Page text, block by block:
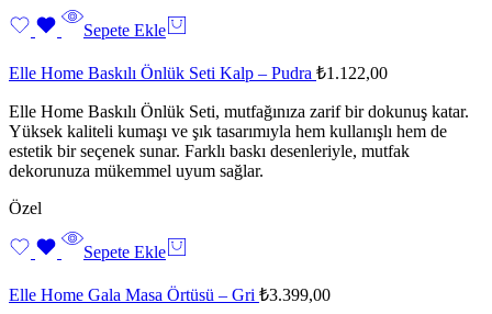
Sepete Ekle
Elle Home Baskılı Önlük Seti Kalp – Pudra ₺1.122,00
Elle Home Baskılı Önlük Seti, mutfağınıza zarif bir dokunuş katar.
Yüksek kaliteli kumaşı ve şık tasarımıyla hem kullanışlı hem de
estetik bir seçenek sunar. Farklı baskı desenleriyle, mutfak
dekorunuza mükemmel uyum sağlar.
Özel
Sepete Ekle
Elle Home Gala Masa Örtüsü – Gri ₺3.399,00